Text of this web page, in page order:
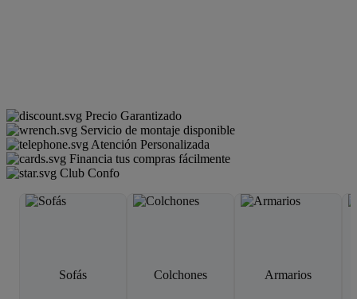
Precio Garantizado
Servicio de montaje disponible
Atención Personalizada
Financia tus compras fácilmente
Club Confo
Sofás Colchones Armarios